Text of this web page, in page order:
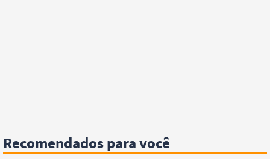
Recomendados para você